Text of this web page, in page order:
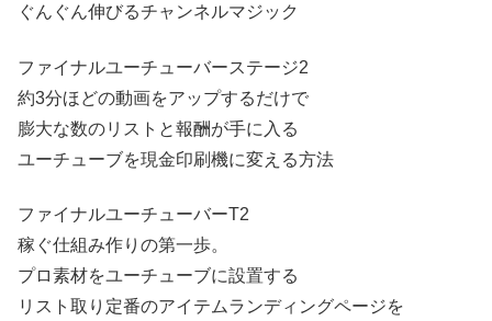
ぐんぐん伸びるチャンネルマジック
ファイナルユーチューバーステージ2
約3分ほどの動画をアップするだけで
膨大な数のリストと報酬が手に入る
ユーチューブを現金印刷機に変える方法
ファイナルユーチューバーT2
稼ぐ仕組み作りの第一歩。
プロ素材をユーチューブに設置する
リスト取り定番のアイテムランディングページを